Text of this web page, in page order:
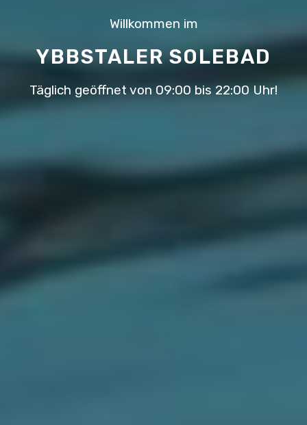
Willkommen im
YBBSTALER SOLEBAD
Täglich geöffnet von 09:00 bis 22:00 Uhr!